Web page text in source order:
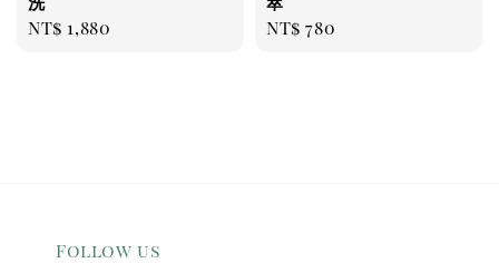
Regular
NT$ 1,880
Regular
NT$ 780
Follow us